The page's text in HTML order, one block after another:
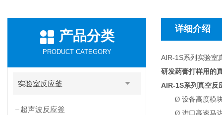
产品分类
PRODUCT CATEGORY
实验室反应釜
超声波反应釜
详细介绍
AIR-1S系列实验室
研发药膏打样用的
AIR-1S系列真空反
Ø 设备高度模
Ø 进口高速马